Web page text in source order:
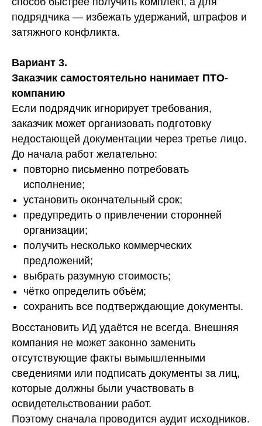
подрядчика — избежать удержаний, штрафов и
затяжного конфликта.
Вариант 3.
Заказчик самостоятельно нанимает ПТО-
компанию
Если подрядчик игнорирует требования,
заказчик может организовать подготовку
недостающей документации через третье лицо.
До начала работ желательно:
повторно письменно потребовать
исполнение;
установить окончательный срок;
предупредить о привлечении сторонней
организации;
получить несколько коммерческих
предложений;
выбрать разумную стоимость;
чётко определить объём;
сохранить все подтверждающие документы.
Восстановить ИД удаётся не всегда. Внешняя
компания не может законно заменить
отсутствующие факты вымышленными
сведениями или подписать документы за лиц,
которые должны были участвовать в
освидетельствовании работ.
Поэтому сначала проводится аудит исходников.